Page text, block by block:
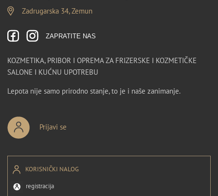
Zadrugarska 34, Zemun
ZAPRATITE NAS
KOZMETIKA, PRIBOR I OPREMA ZA FRIZERSKE I KOZMETIČKE
SALONE I KUĆNU UPOTREBU
Lepota nije samo prirodno stanje, to je i naše zanimanje.
Prijavi se
KORISNIČKI NALOG
registracija